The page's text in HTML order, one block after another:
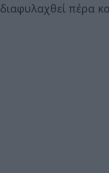
διαφυλαχθεί πέρα